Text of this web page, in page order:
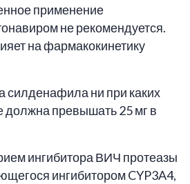
применение
не рекомендуется.
на фармакокинетику
силденафила ни при каких
должна превышать 25 мг в
ингибитора ВИЧ протеазы
ингибитором CYP3A4,